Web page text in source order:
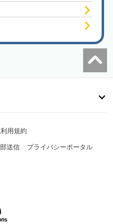
用規約
送信 プライバシーポータル